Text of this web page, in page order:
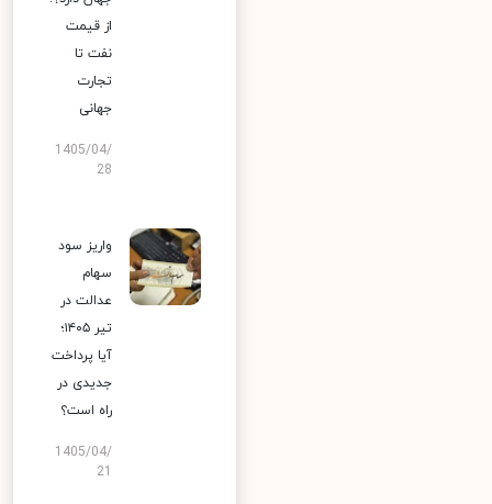
از قیمت
نفت تا
تجارت
جهانی
1405/04/
28
واریز سود
سهام
عدالت در
تیر ۱۴۰۵؛
آیا پرداخت
جدیدی در
راه است؟
1405/04/